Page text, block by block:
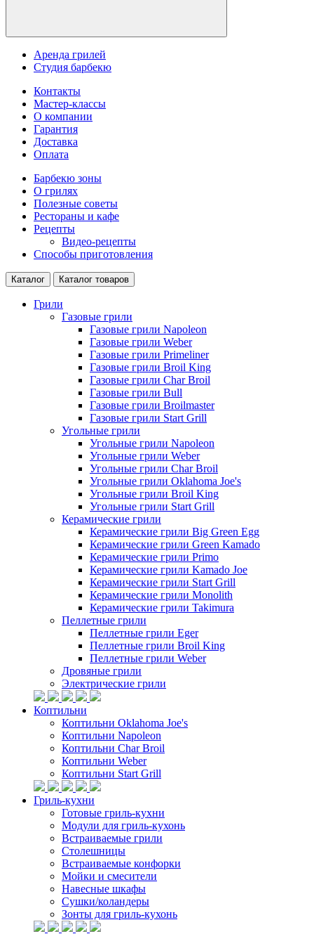
Аренда грилей
Студия барбекю
Контакты
Мастер-классы
О компании
Гарантия
Доставка
Оплата
Барбекю зоны
О грилях
Полезные советы
Рестораны и кафе
Рецепты
Видео-рецепты
Способы приготовления
Каталог Каталог товаров
Грили
Газовые грили
Газовые грили Napoleon
Газовые грили Weber
Газовые грили Primeliner
Газовые грили Broil King
Газовые грили Char Broil
Газовые грили Bull
Газовые грили Broilmaster
Газовые грили Start Grill
Угольные грили
Угольные грили Napoleon
Угольные грили Weber
Угольные грили Char Broil
Угольные грили Oklahoma Joe's
Угольные грили Broil King
Угольные грили Start Grill
Керамические грили
Керамические грили Big Green Egg
Керамические грили Green Kamado
Керамические грили Primo
Керамические грили Kamado Joe
Керамические грили Start Grill
Керамические грили Monolith
Керамические грили Takimura
Пеллетные грили
Пеллетные грили Eger
Пеллетные грили Broil King
Пеллетные грили Weber
Дровяные грили
Электрические грили
Коптильни
Коптильни Oklahoma Joe's
Коптильни Napoleon
Коптильни Char Broil
Коптильни Weber
Коптильни Start Grill
Гриль-кухни
Готовые гриль-кухни
Модули для гриль-кухонь
Встраиваемые грили
Столешницы
Встраиваемые конфорки
Мойки и смесители
Навесные шкафы
Сушки/коландеры
Зонты для гриль-кухонь